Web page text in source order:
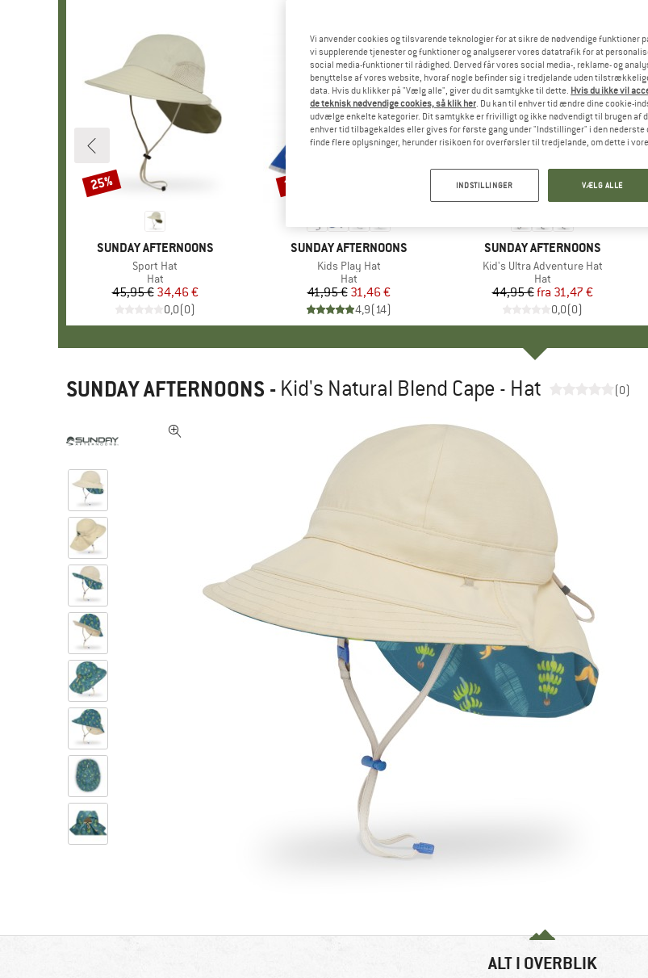
MÆRKE
SUNDAY AFTERNOONS
Artikel
Sport Hat
Produktgruppe
Hat
Pris
45,95 € Nedsat pris
34,46 €
0,0(0)
Rabat
25%
MÆRKE
SUNDAY AFTERNOONS
Artikel
Kids Play Hat
Produktgruppe
Hat
Pris
41,95 € Nedsat pris
31,46 €
4,9(14)
Rabat
25%
MÆRKE
SUNDAY AFTERNOONS
Artikel
Kid's Ultra Adventure Hat
Produktgruppe
Hat
Pris
44,95 € Nedsat pris
fra 31,47 €
0,0(0)
Rabat
til 30%
SUNDAY AFTERNOONS - Kid's Natural Blend Cape - Hat (0)
ALT I OVERBLIK
Vi anvender cookies og tilsvarende teknologier for at sikre de nødvendige funktioner
vi supplerende tjenester og funktioner og analyserer vores datatrafik for at
social media-funktioner til rådighed. Derved får vores social media-, reklame- og
benyttelse af vores website, hvoraf nogle befinder sig i tredjelande uden
data. Hvis du klikker på "Vælg alle", giver du dit samtykke til dette. Hvis du ikke vil
de teknisk nødvendige cookies, så klik her. Du kan til enhver tid ændre dine cookie-
udvælge enkelte kategorier. Dit samtykke er frivilligt og ikke nødvendigt til brugen af
enhver tid tilbagekaldes eller gives for første gang under "Indstillinger" i den nederste
finde flere oplysninger, herunder risikoen for overførsler til tredjelande, om dette i
INDSTILLINGER VÆLG ALLE